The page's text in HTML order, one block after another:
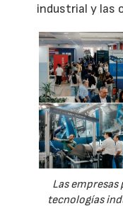
industrial y las
Las
tecnologías